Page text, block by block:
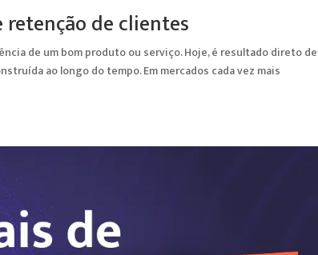
de clientes
de um bom produto ou serviço. Hoje, é resultado direto de
ao longo do tempo. Em mercados cada vez mais